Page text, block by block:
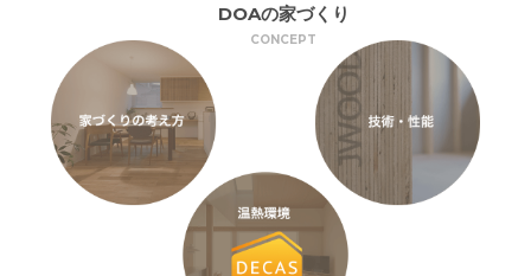
DOAの家づくり
CONCEPT